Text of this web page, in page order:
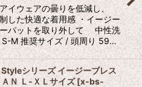
アイウェアの曇りを低減し、
した快適な着用感 ・イージー
パットを取り外して 中性洗
S-M 推奨サイズ / 頭周り 59…
シリーズ イージーブレス
Ｎ Ｌ-ＸＬサイズ[x-bs-